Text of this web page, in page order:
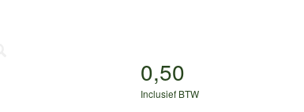
0,50
Inclusief BTW